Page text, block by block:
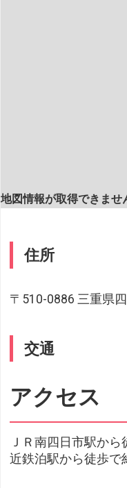
地図情報が取得できませ
住所
〒510-0886 三重県
交通
アクセス
ＪＲ南四日市駅から
近鉄泊駅から徒歩で